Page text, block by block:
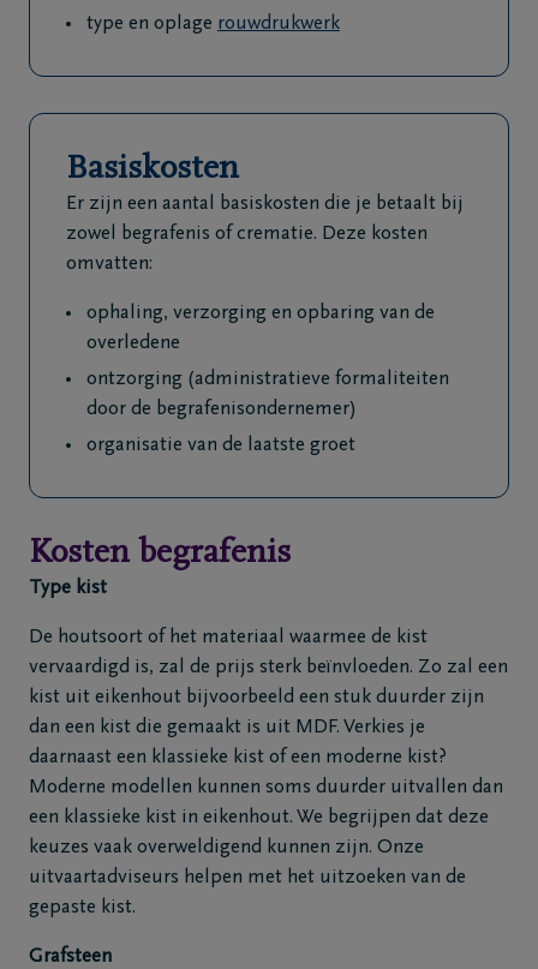
type en oplage rouwdrukwerk
Basiskosten
Er zijn een aantal basiskosten die je betaalt bij
zowel begrafenis of crematie. Deze kosten
omvatten:
ophaling, verzorging en opbaring van de
overledene
ontzorging (administratieve formaliteiten
door de begrafenisondernemer)
organisatie van de laatste groet
Kosten begrafenis
Type kist
De houtsoort of het materiaal waarmee de kist
vervaardigd is, zal de prijs sterk beïnvloeden. Zo zal een
kist uit eikenhout bijvoorbeeld een stuk duurder zijn
dan een kist die gemaakt is uit MDF. Verkies je
daarnaast een klassieke kist of een moderne kist?
Moderne modellen kunnen soms duurder uitvallen dan
een klassieke kist in eikenhout. We begrijpen dat deze
keuzes vaak overweldigend kunnen zijn. Onze
uitvaartadviseurs helpen met het uitzoeken van de
gepaste kist.
Grafsteen